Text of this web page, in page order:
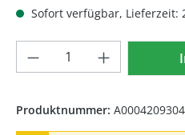
Sofort verfügbar, Lieferzeit:
Produkt Anzahl:
Produktnummer: A0004209304